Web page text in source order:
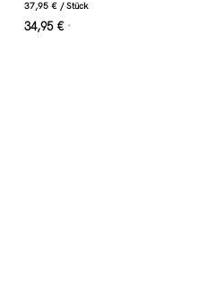
37,95 € /Stück
34,95 € *